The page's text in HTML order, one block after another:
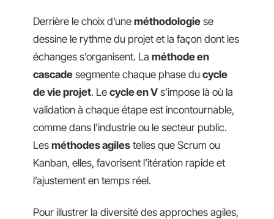
Derrière le choix d’une méthodologie se
dessine le rythme du projet et la façon dont les
échanges s’organisent. La méthode en
cascade segmente chaque phase du cycle
de vie projet. Le cycle en V s’impose là où la
validation à chaque étape est incontournable,
comme dans l’industrie ou le secteur public.
Les méthodes agiles telles que Scrum ou
Kanban, elles, favorisent l’itération rapide et
l’ajustement en temps réel.
Pour illustrer la diversité des approches agiles,